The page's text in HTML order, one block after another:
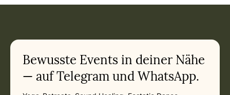
Bewusste Events in deiner Nähe
— auf Telegram und WhatsApp.